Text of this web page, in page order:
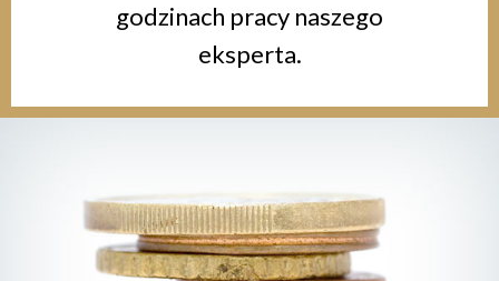
godzinach pracy naszego
eksperta.